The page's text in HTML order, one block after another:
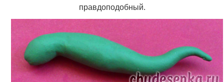
правдоподобный.